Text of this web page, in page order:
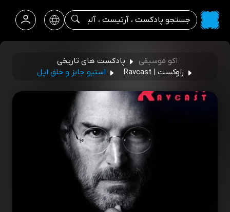
اکو موسیقی
پادکست های تاریخی
راوکست | Ravcast
استیو جابز و خلق اپل